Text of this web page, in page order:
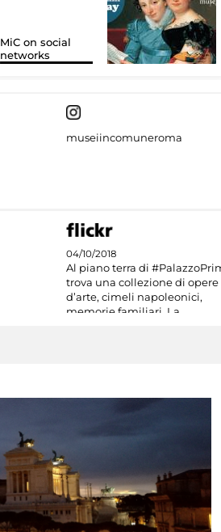
MiC on social
networks
museiincomuneroma
04/10/2018
Al piano terra di
trova una collezione di opere
d’arte, cimeli napoleonici,
memorie familiari. La